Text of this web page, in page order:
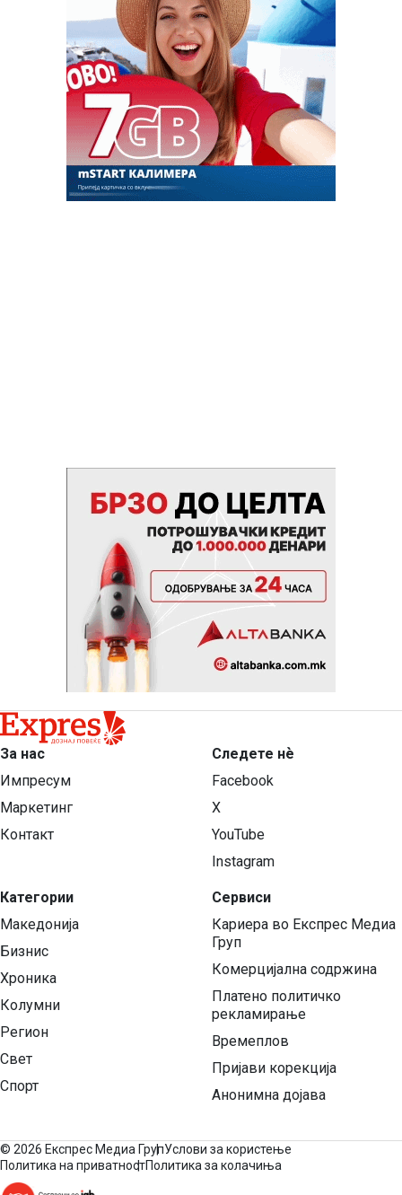
За нас
Импресум
Маркетинг
Контакт
Категории
Македонија
Бизнис
Хроника
Колумни
Регион
Свет
Спорт
Следете нѐ
Facebook
X
YouTube
Instagram
Сервиси
Кариера во Експрес Медиа
Груп
Комерцијална содржина
Платено политичко
рекламирање
Времеплов
Пријави корекција
Анонимна дојава
© 2026 Експрес Медиа ГрупУслови за користење
Политика на приватностПолитика за колачиња